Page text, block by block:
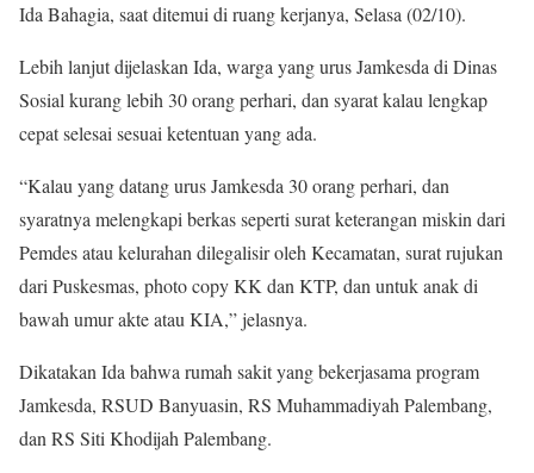
Ida Bahagia, saat ditemui di ruang kerjanya, Selasa (02/10).
Lebih lanjut dijelaskan Ida, warga yang urus Jamkesda di Dinas
Sosial kurang lebih 30 orang perhari, dan syarat kalau lengkap
cepat selesai sesuai ketentuan yang ada.
“Kalau yang datang urus Jamkesda 30 orang perhari, dan
syaratnya melengkapi berkas seperti surat keterangan miskin dari
Pemdes atau kelurahan dilegalisir oleh Kecamatan, surat rujukan
dari Puskesmas, photo copy KK dan KTP, dan untuk anak di
bawah umur akte atau KIA,” jelasnya.
Dikatakan Ida bahwa rumah sakit yang bekerjasama program
Jamkesda, RSUD Banyuasin, RS Muhammadiyah Palembang,
dan RS Siti Khodijah Palembang.